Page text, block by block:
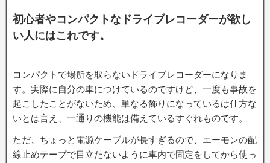
初心者やコンパクトなドライブレコーダーが欲し
い人にはこれです。
コンパクトで場所を取らないドライブレコーダーになりま
す。実際に自分の車につけているのですけど、一度も事故を
起こしたことがないため、単なる飾りになっているは仕方な
いとは言え、一通りの機能は備えているすぐれものです。
ただ、ちょっと電源ケーブルが長すぎるので、エーモンの配
線止めテープで目立たないように車内で固定をしてから使っ